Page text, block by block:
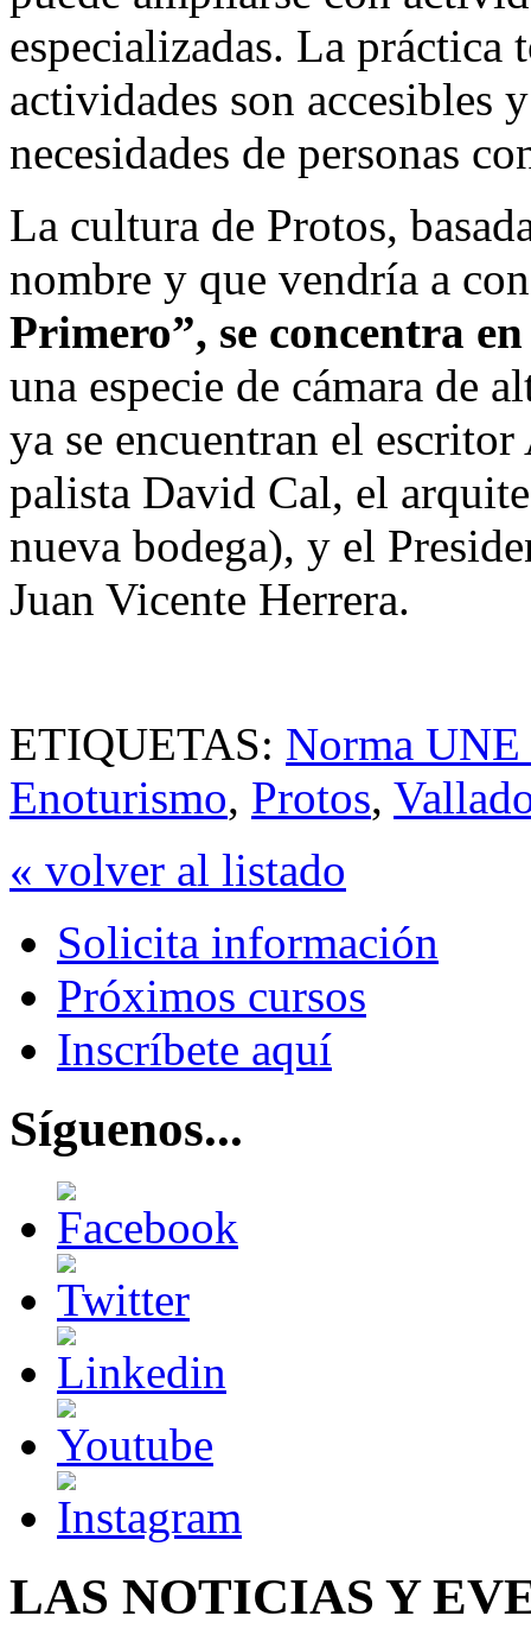
especializadas. La práctica
actividades son accesibles
necesidades de personas
La cultura de Protos,
nombre y que vendría a
Primero”, se concentra
una especie de cámara de
ya se encuentran el
palista David Cal, el
nueva bodega), y el
Juan Vicente Herrera.
ETIQUETAS: Norma
Enoturismo, Protos,
« volver al listado
Solicita información
Próximos cursos
Inscríbete aquí
Síguenos...
LAS NOTICIAS Y